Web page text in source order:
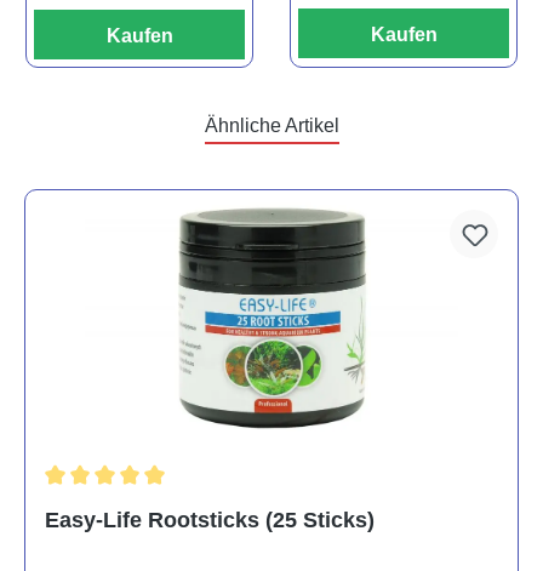
Kaufen Kaufen
Ähnliche Artikel
Easy-Life Rootsticks (25 Sticks)